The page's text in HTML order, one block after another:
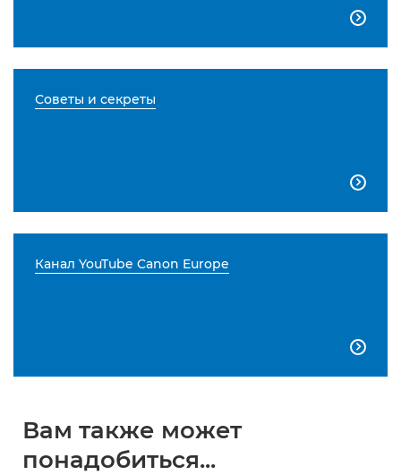

Советы и секреты

Канал YouTube Canon Europe

Вам также может
понадобиться...